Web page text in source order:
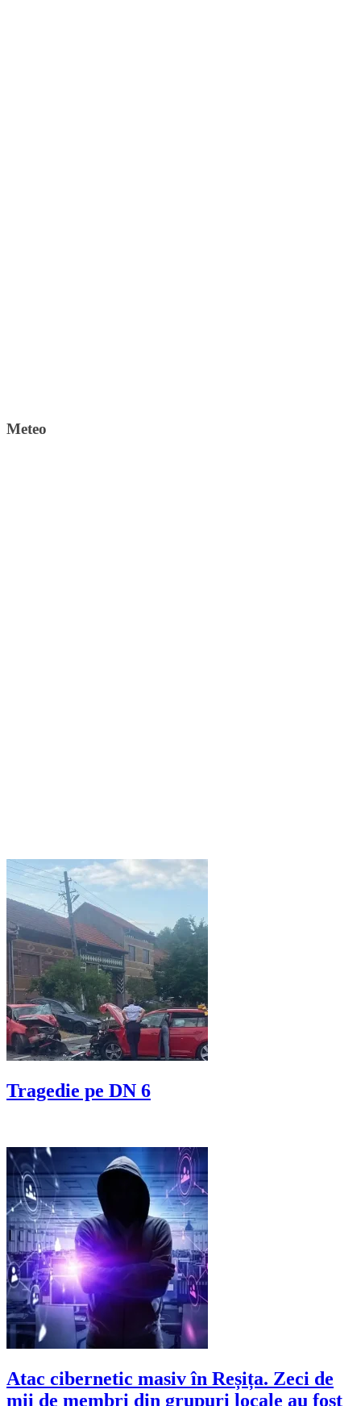
Meteo
Tragedie pe DN 6
Atac cibernetic masiv în Reșița. Zeci de
mii de membri din grupuri locale au fost